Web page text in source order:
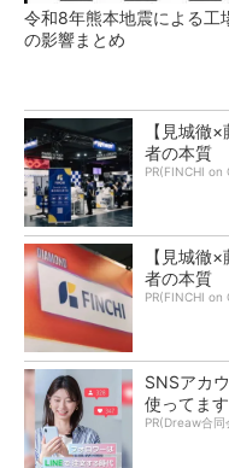
令和8年熊本地震による工
の影響まとめ
【見城徹
者の本質
PR(FINCHI on
【見城徹
者の本質
PR(FINCHI on
SNSアカ
使ってます
PR(Dreaw合同